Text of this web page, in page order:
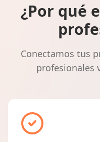
¿Por qué
Conectamos tus
profesionales